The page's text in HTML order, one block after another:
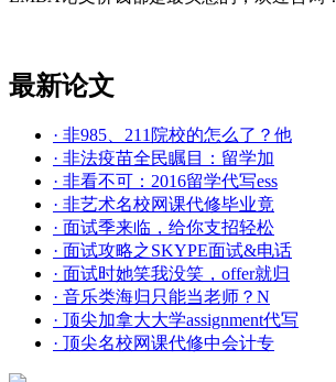
最新论文
· 非985、211院校的怎么了？他
· 非法疫苗全民瞩目：留学加
· 非看不可：2016留学代写ess
· 非艺术名校网课代修毕业竟
· 面试季来临，给你支招轻松
· 面试攻略之SKYPE面试&电话
· 面试时她笑我没笑，offer就归
· 音乐类海归只能当老师？N
· 顶尖加拿大大学assignment代写
· 顶尖名校网课代修中会计专